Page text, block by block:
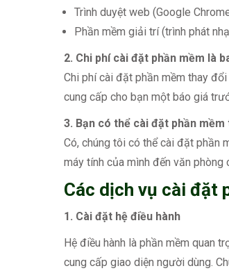
Trình duyệt web (Google
Phần mềm giải trí (trình phát
2. Chi phí cài đặt phần mềm là
Chi phí cài đặt phần mềm thay
cung cấp cho bạn một báo giá
3. Bạn có thể cài đặt phần
Có, chúng tôi có thể cài đặt phần
máy tính của mình đến văn phòng
Các dịch vụ cài đặt
1. Cài đặt hệ điều hành
Hệ điều hành là phần mềm quan
cung cấp giao diện người dùng.